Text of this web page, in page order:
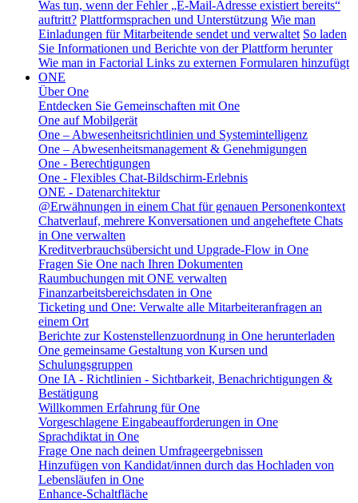
Was tun, wenn der Fehler „E-Mail-Adresse existiert bereits“
auftritt? Plattformsprachen und Unterstützung Wie man
Einladungen für Mitarbeitende sendet und verwaltet So laden
Sie Informationen und Berichte von der Plattform herunter
Wie man in Factorial Links zu externen Formularen hinzufügt
ONE
Über One
Entdecken Sie Gemeinschaften mit One
One auf Mobilgerät
One – Abwesenheitsrichtlinien und Systemintelligenz
One – Abwesenheitsmanagement & Genehmigungen
One - Berechtigungen
One - Flexibles Chat-Bildschirm-Erlebnis
ONE - Datenarchitektur
@Erwähnungen in einem Chat für genauen Personenkontext
Chatverlauf, mehrere Konversationen und angeheftete Chats
in One verwalten
Kreditverbrauchsübersicht und Upgrade-Flow in One
Fragen Sie One nach Ihren Dokumenten
Raumbuchungen mit ONE verwalten
Finanzarbeitsbereichsdaten in One
Ticketing und One: Verwalte alle Mitarbeiteranfragen an
einem Ort
Berichte zur Kostenstellenzuordnung in One herunterladen
One gemeinsame Gestaltung von Kursen und
Schulungsgruppen
One IA - Richtlinien - Sichtbarkeit, Benachrichtigungen &
Bestätigung
Willkommen Erfahrung für One
Vorgeschlagene Eingabeaufforderungen in One
Sprachdiktat in One
Frage One nach deinen Umfrageergebnissen
Hinzufügen von Kandidat/innen durch das Hochladen von
Lebensläufen in One
Enhance-Schaltfläche